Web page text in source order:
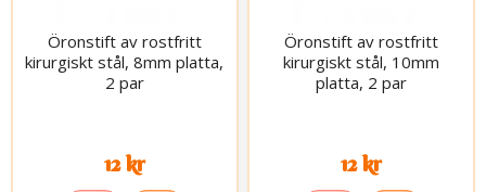
Öronstift av rostfritt
kirurgiskt stål, 8mm platta,
2 par
12 kr
Öronstift av rostfritt
kirurgiskt stål, 10mm
platta, 2 par
12 kr